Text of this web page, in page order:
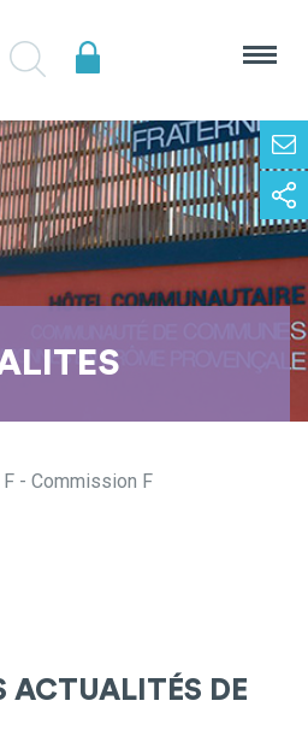
F - Commission F
ACTUALITÉS DE